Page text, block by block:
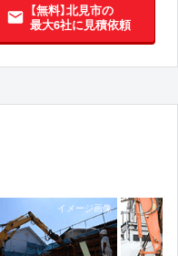
【無料】北見市の
最大6社に見積依頼